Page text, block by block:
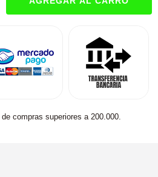
compras superiores a 200.000.